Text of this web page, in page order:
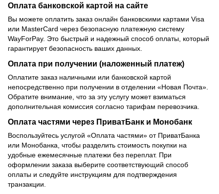
Оплата банковской картой на сайте
Вы можете оплатить заказ онлайн банковскими картами Visa
или MasterCard через безопасную платежную систему
WayForPay. Это быстрый и надежный способ оплаты, который
гарантирует безопасность ваших данных.
Оплата при получении (наложенный платеж)
Оплатите заказ наличными или банковской картой
непосредственно при получении в отделении «Новая Почта».
Обратите внимание, что за эту услугу может взиматься
дополнительная комиссия согласно тарифам перевозчика.
Оплата частями через ПриватБанк и Монобанк
Воспользуйтесь услугой «Оплата частями» от ПриватБанка
или Монобанка, чтобы разделить стоимость покупки на
удобные ежемесячные платежи без переплат. При
оформлении заказа выберите соответствующий способ
оплаты и следуйте инструкциям для подтверждения
транзакции.